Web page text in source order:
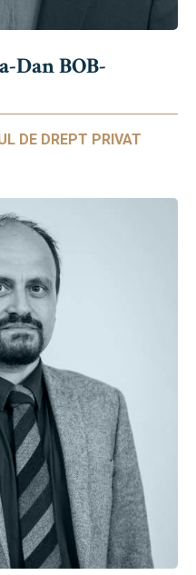
Dan BOB-
DE DREPT PRIVAT